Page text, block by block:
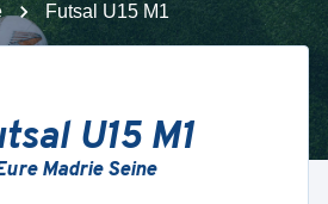
Futsal U15 M1
U15 M1
Madrie Seine